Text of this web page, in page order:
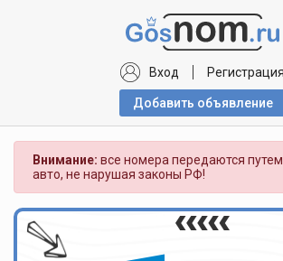
Вход Регистрация
Добавить объявлениe
Внимание: все номера передаются
авто, не нарушая законы РФ!